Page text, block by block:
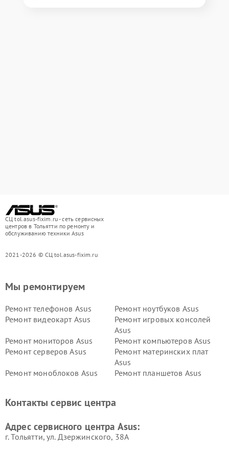
СЦ tol.asus-fixim.ru - сеть сервисных
центров в Тольятти по ремонту и
обслуживанию техники Asus
2021-2026 © СЦ tol.asus-fixim.ru
Мы ремонтируем
Ремонт телефонов Asus
Ремонт ноутбуков Asus
Ремонт видеокарт Asus
Ремонт игровых консолей
Asus
Ремонт мониторов Asus
Ремонт компьютеров Asus
Ремонт серверов Asus
Ремонт материнских плат
Asus
Ремонт моноблоков Asus
Ремонт планшетов Asus
Контакты сервис центра
Адрес сервисного центра Asus:
г. Тольятти, ул. Дзержинского, 38А